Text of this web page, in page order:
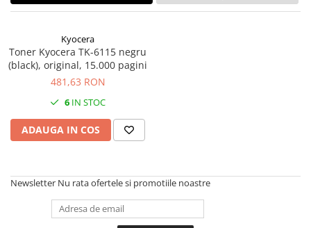
Scanere
Accesorii imprimante
Accesorii multifunctionale
Piese schimb
Plottere
Consumabile imprimanta
Drum unit
Capete imprimare
Cartuse inkjet si cerneala
Kyocera
Toner Kyocera TK-6115 negru
(black), original, 15.000 pagini
481,63 RON
6 IN STOC
ADAUGA IN COS
Newsletter Nu rata ofertele si promotiile noastre